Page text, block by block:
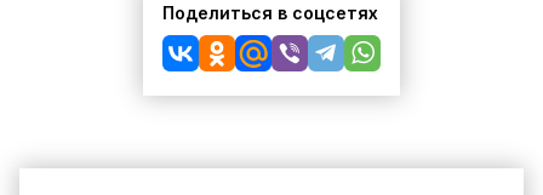
Поделиться в соцсетях